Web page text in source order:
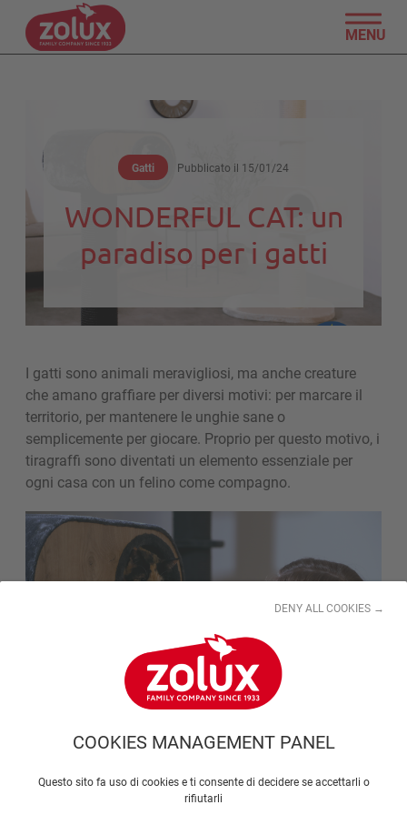
COOKIES MANAGEMENT PANEL
Questo sito fa uso di cookies e ti consente di decidere se accettarli o
rifiutarli
DENY ALL COOKIES →
MENU
Gatti Pubblicato il 15/01/24
WONDERFUL CAT: un
paradiso per i gatti
I gatti sono animali meravigliosi, ma anche creature
che amano graffiare per diversi motivi: per marcare il
territorio, per mantenere le unghie sane o
semplicemente per giocare. Proprio per questo motivo, i
tiragraffi sono diventati un elemento essenziale per
ogni casa con un felino come compagno.